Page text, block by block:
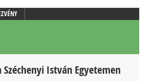
Széchenyi István Egyetemen